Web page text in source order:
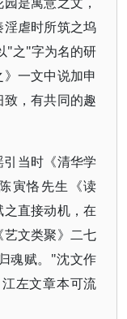
虐时所筑之坞
"之"字为名的研
一文中说加申
，有共同的趣
当时《清华学
寅恪先生《读
之直接动机，在
文类聚》二七
魂赋。"沈文作
左文章本可流